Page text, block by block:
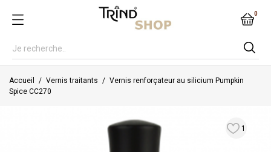
0
Accueil Vernis traitants
Vernis renforçateur au silicium Pumpkin
Spice CC270
1